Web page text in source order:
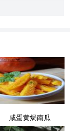
咸蛋黄焗南瓜